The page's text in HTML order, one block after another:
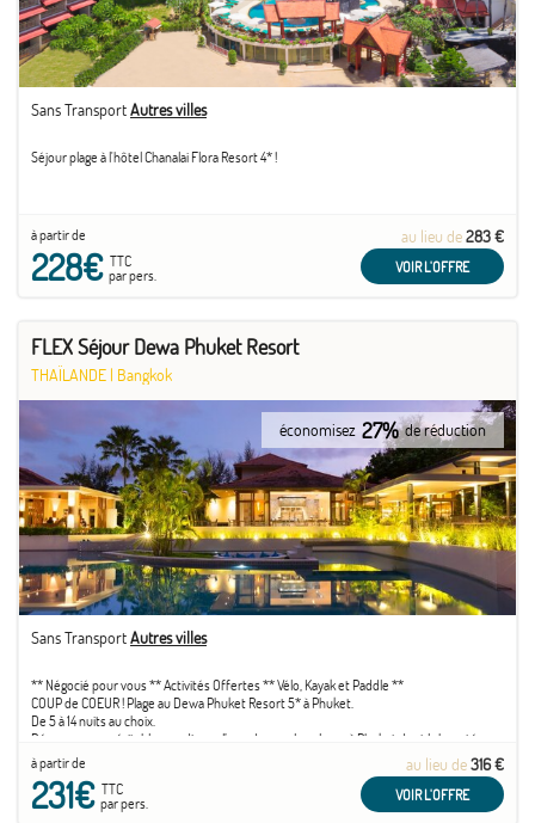
Sans TransportAutres villes
Séjour plage à l'hôtel Chanalai Flora Resort 4* !
à partir de
228€TTC
par pers.
au lieu de283 €
VOIR L'OFFRE
FLEX Séjour Dewa Phuket Resort
THAÏLANDE | Bangkok
économisez 27% de réduction
Sans TransportAutres villes
** Négocié pour vous ** Activités Offertes ** Vélo, Kayak et Paddle **
COUP de COEUR ! Plage au Dewa Phuket Resort 5* à Phuket.
De 5 à 14 nuits au choix.
Découvrez un véritable paradis sur l’une des seules plages à Phuket dont la beauté
naturelle est encore préservée, bordée par les eaux cristallines de la mer d’Andaman.
Rendez-vous au Dewa Phuket Resort pour des vacances relaxantes et inoubliables !
à partir de
231€TTC
par pers.
au lieu de316 €
VOIR L'OFFRE